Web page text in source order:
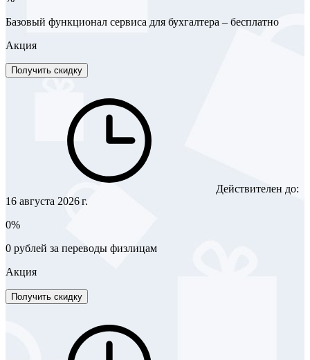
Базовый функционал сервиса для бухгалтера – бесплатно
Акция
Получить скидку
Действителен до:
16 августа 2026 г.
0%
0 рублей за переводы физлицам
Акция
Получить скидку